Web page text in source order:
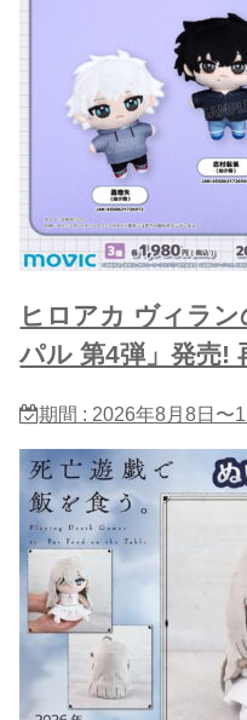
ヒロアカ ヴィラ
パル 第4弾」発売!
期間 : 2026年8月8日〜